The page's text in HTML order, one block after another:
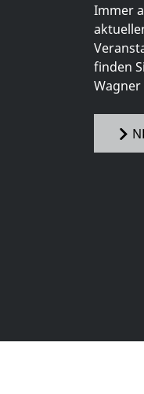
Immer
finden